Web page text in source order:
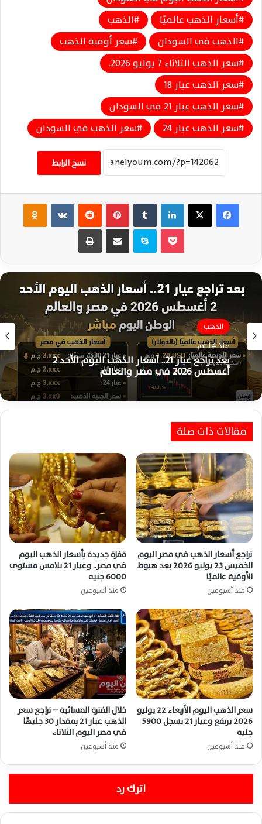
أسعار الذهب عالميًا
الذهب
الذهب في السودان
سعر أوقية الذهب
سعر الذهب الثلاثاء 7 يوليو 2026.
سعر الذهب عيار 18
سعر الذهب عيار 21 في السودان
سعر الذهب عيار 24
سعر الذهب في السودان
نسخ الرابط
فيسبوك ‫X لينكدإن بينتيريست ‏VKontakte
سكايب مشاركة عبر البريد طباعة
الذهب
منذ 4 أيام
بعد تراجع عيار 21.. أسعار الذهب اليوم الأحد 2
أغسطس 2026 في مصر والعالم
مقالات ذات صلة
تراجع أسعار الذهب في مصر اليوم
الخميس 23 يوليو 2026 بعد هبوط
الأوقية عالميًا
منذ أسبوعين
قفزة جديدة بأسعار الذهب اليوم
في مصر.. وعيار 21 يلامس مستوى
6000 جنيه
منذ أسبوعين
سعر الذهب اليوم الأربعاء 22 يوليو
2026 يرتفع وعيار 21 يسجل 5900
جنيه
منذ أسبوعين
خلال الفترة المسائية – تراجع سعر
الذهب عيار 21 بمقدار 30 جنيهًا
في مصر اليوم الثلاثاء
منذ أسبوعين
اترك رد